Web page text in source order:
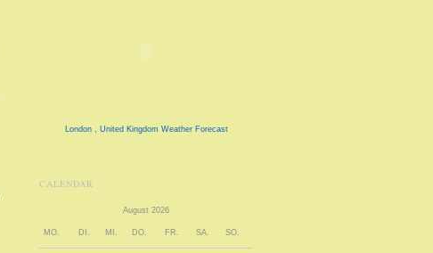
London , United Kingdom Weather Forecast
CALENDAR
August 2026
MO. DI. MI. DO. FR. SA. SO.